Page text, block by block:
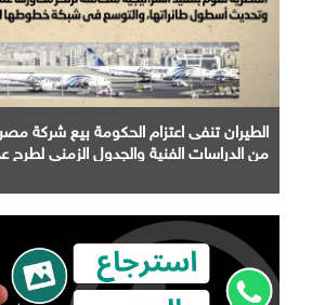
الطيران تنفى اعتزام الحكومة بيع شركة مصر
من الدراسات الفنية والجدول الزمني